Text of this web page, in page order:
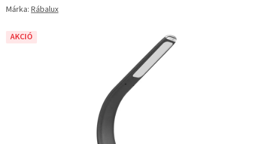
átlagos
5-
Márka: Rábalux
AKCIÓ